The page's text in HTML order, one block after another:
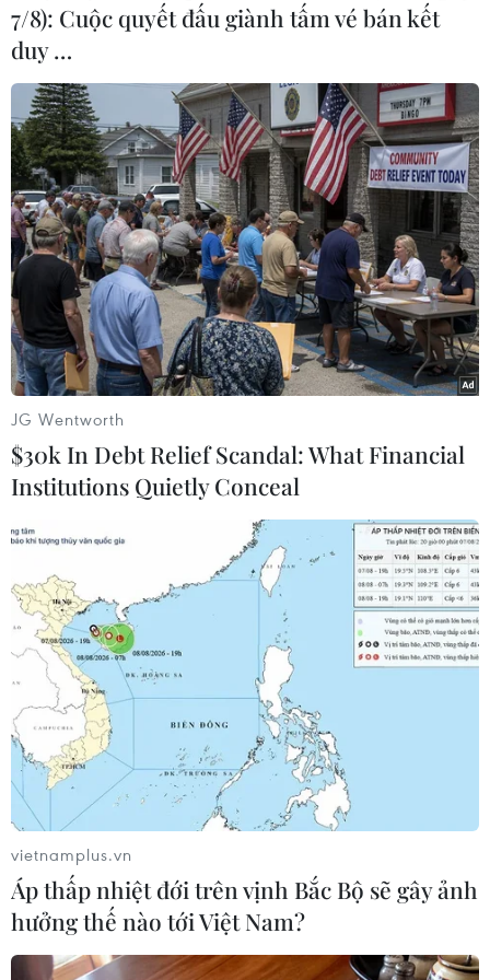
Nam cần thu hút nguồn
lực, đầu tư lớn về hạ tầng
Để 100% người dân được sử
dụng nước sạch, theo giới chuyên
gia, Việt Nam sẽ cần phải đầu tư
nguồn tài chính lên tới khoảng 20-
30 tỷ USD mới đáp ứng đủ tất cả
yêu cầu về cấp, thoát nước.
(TTXVN/Vietnam+)
#nước sạch #điều kiện sống #người dân nông thôn
Theo dõi VietnamPlus
7/8): Cuộc quyết đấu giành tấm vé bán kết
duy …
JG Wentworth
$30k In Debt Relief Scandal: What Financial
Institutions Quietly Conceal
vietnamplus.vn
Áp thấp nhiệt đới trên vịnh Bắc Bộ sẽ gây ảnh
hưởng thế nào tới Việt Nam?